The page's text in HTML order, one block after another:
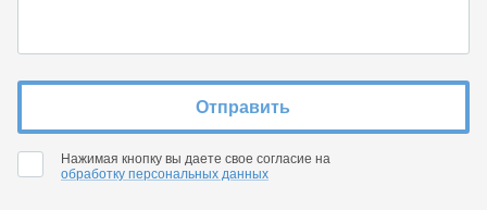
Отправить
Нажимая кнопку вы даете свое согласие на
обработку персональных данных